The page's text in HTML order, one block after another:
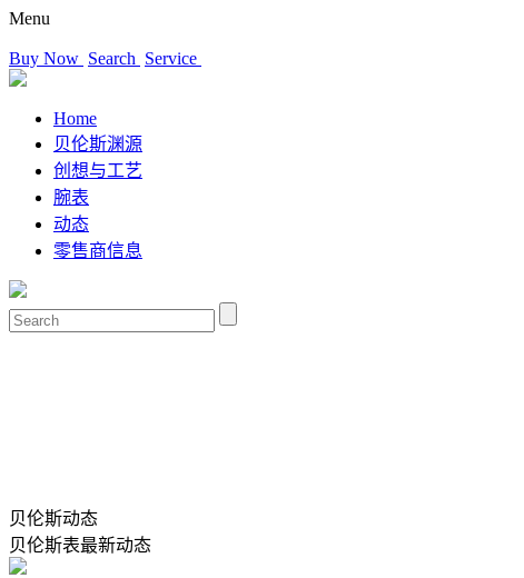
Menu
Buy Now Search Service
Home
贝伦斯渊源
创想与工艺
腕表
动态
零售商信息
贝伦斯动态
贝伦斯表最新动态